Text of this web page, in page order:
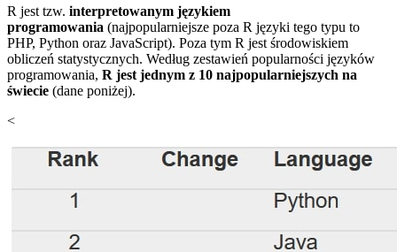
R jest tzw. interpretowanym językiem
programowania (najpopularniejsze poza R języki tego typu to
PHP, Python oraz JavaScript). Poza tym R jest środowiskiem
obliczeń statystycznych. Według zestawień popularności języków
programowania, R jest jednym z 10 najpopularniejszych na
świecie (dane poniżej).
<